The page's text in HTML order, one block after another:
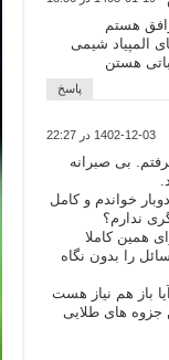
هستم
المپیاد شیمی
هستن
پاسخ
1402-12-03 در 22:27
بی صبرانه
خواندم و کامل
ندارم؟
همین کاملا
را بدون نگاه
باز هم نیاز هست
جزوه های طلایی